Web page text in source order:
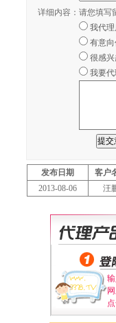
详细内容： 请您填写
我代
有意向
很感兴
我要代
发布日期 客户
2013-08-06
汪